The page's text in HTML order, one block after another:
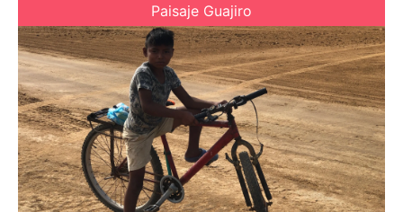
Paisaje Guajiro